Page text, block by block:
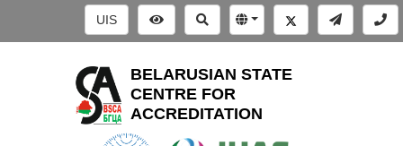
UIS
BELARUSIAN STATE
CENTRE FOR
ACCREDITATION